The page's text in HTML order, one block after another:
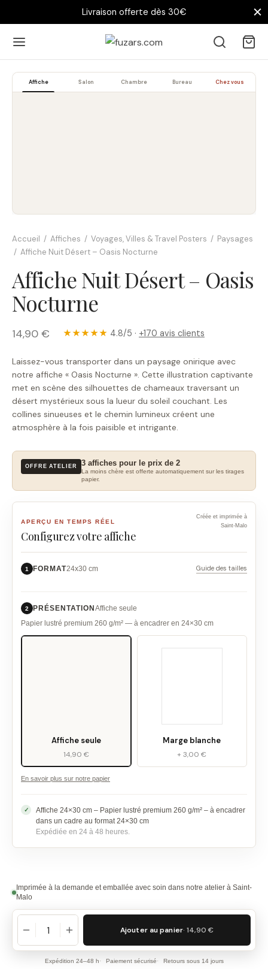
Livraison offerte dès 30€
Affiche Salon Chambre Bureau Chez vous
Accueil / Affiches / Voyages, Villes & Travel Posters / Paysages
/ Affiche Nuit Désert – Oasis Nocturne
Affiche Nuit Désert – Oasis
Nocturne
14,90 € ★★★★★ 4.8/5 · +170 avis clients
Laissez-vous transporter dans un paysage onirique avec
notre affiche « Oasis Nocturne ». Cette illustration captivante
met en scène des silhouettes de chameaux traversant un
désert mystérieux sous la lueur du soleil couchant. Les
collines sinueuses et le chemin lumineux créent une
atmosphère à la fois paisible et intrigante.
OFFRE ATELIER 3 affiches pour le prix de 2
La moins chère est offerte automatiquement sur les tirages
papier.
APERÇU EN TEMPS RÉEL
Configurez votre affiche
Créée et imprimée à
Saint-Malo
1 FORMAT24x30 cm Guide des tailles
2 PRÉSENTATION Affiche seule
Papier lustré premium 260 g/m² — à encadrer en 24×30 cm
Affiche seule
14,90 €
Marge blanche
+ 3,00 €
En savoir plus sur notre papier
Affiche 24×30 cm – Papier lustré premium 260 g/m² – à encadrer
dans un cadre au format 24×30 cm
Expédiée en 24 à 48 heures.
Imprimée à la demande et emballée avec soin dans notre atelier à Saint-
Malo
Ajouter au panier· 14,90 €
Expédition 24–48 h Paiement sécurisé Retours sous 14 jours